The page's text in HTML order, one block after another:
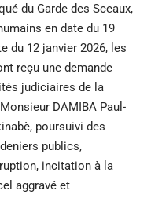
du Garde des Sceaux,
en date du 19
du 12 janvier 2026, les
reçu une demande
judiciaires de la
DAMIBA Paul-
poursuivi des
publics,
incitation à la
aggravé et